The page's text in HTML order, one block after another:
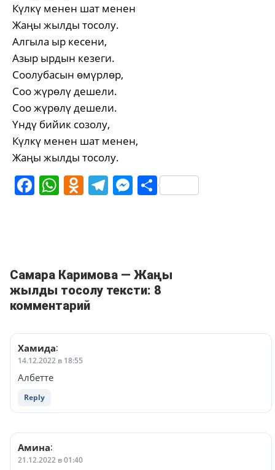
Күлкү менен шат менен
Жаңы жылды тосолу.
Алгыла ыр кесени,
Азыр ырдын кезеги.
Соолубасын өмүрлөр,
Соо жүрөлү дешели.
Соо жүрөлү дешели.
Үндү бийик созолу,
Күлкү менен шат менен,
Жаңы жылды тосолу.
Facebook
WhatsApp
Odnoklassniki
Telegram
Messenger
Share
Самара Каримова — Жаңы
жылды тосолу тексти: 8
комментарий
Хамида:
14.12.2022 в 18:55
Албетте
Reply
Амина:
21.12.2022 в 01:40